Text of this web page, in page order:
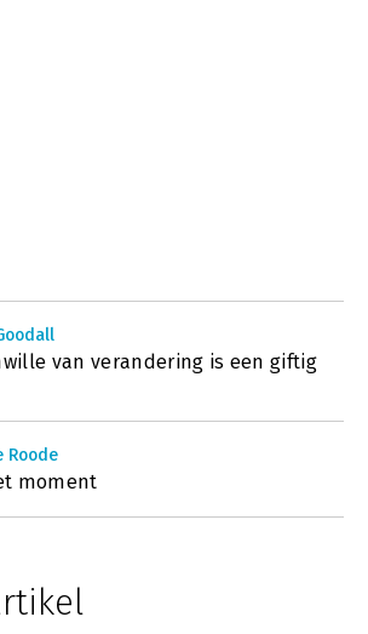
van verandering is een giftig
Roode
moment